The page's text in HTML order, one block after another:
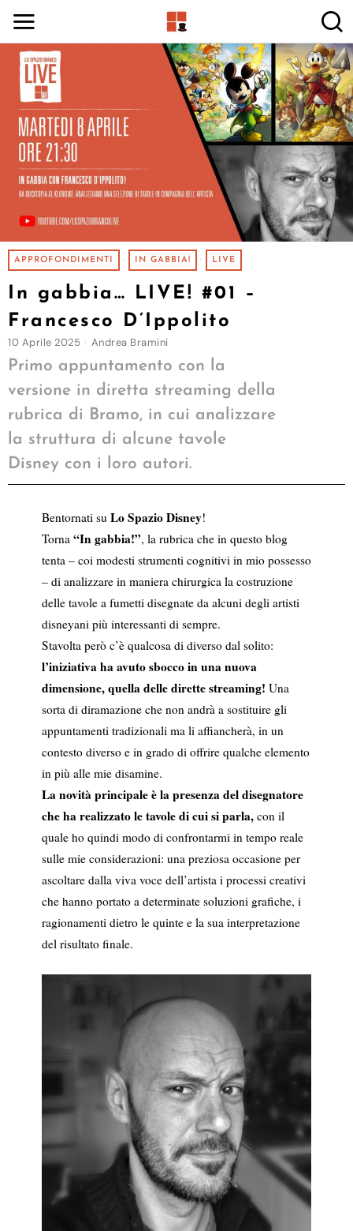
APPROFONDIMENTI · IN GABBIA! · LIVE
In gabbia… LIVE! #01 –
Francesco D’Ippolito
10 Aprile 2025 Andrea Bramini
Primo appuntamento con la
versione in diretta streaming della
rubrica di Bramo, in cui analizzare
la struttura di alcune tavole
Disney con i loro autori.
Bentornati su Lo Spazio Disney!
Torna “In gabbia!”, la rubrica che in questo blog
tenta – coi modesti strumenti cognitivi in mio possesso
– di analizzare in maniera chirurgica la costruzione
delle tavole a fumetti disegnate da alcuni degli artisti
disneyani più interessanti di sempre.
Stavolta però c’è qualcosa di diverso dal solito:
l’iniziativa ha avuto sbocco in una nuova
dimensione, quella delle dirette streaming! Una
sorta di diramazione che non andrà a sostituire gli
appuntamenti tradizionali ma li affiancherà, in un
contesto diverso e in grado di offrire qualche elemento
in più alle mie disamine.
La novità principale è la presenza del disegnatore
che ha realizzato le tavole di cui si parla,con il
quale ho quindi modo di confrontarmi in tempo reale
sulle mie considerazioni: una preziosa occasione per
ascoltare dalla viva voce dell’artista i processi creativi
che hanno portato a determinate soluzioni grafiche, i
ragionamenti dietro le quinte e la sua interpretazione
del risultato finale.